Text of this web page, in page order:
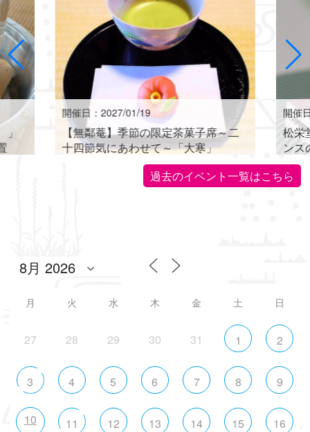
開催日：2027/01/19
【無鄰菴】季節の限定茶菓子席～二
十四節気にあわせて～「大寒」
開催
松栄
ンス
世界
過去のイベント一覧はこちら
月 火 水 木 金 土 日
27 28 29 30 31 1 2
3 4 5 6 7 8 9
10 11 12 13 14 15 16